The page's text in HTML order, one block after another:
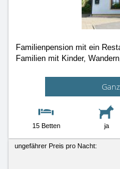
Familienpension mit ein
Familien mit Kinder,
15 Betten ja
ungefährer Preis pro Nacht: